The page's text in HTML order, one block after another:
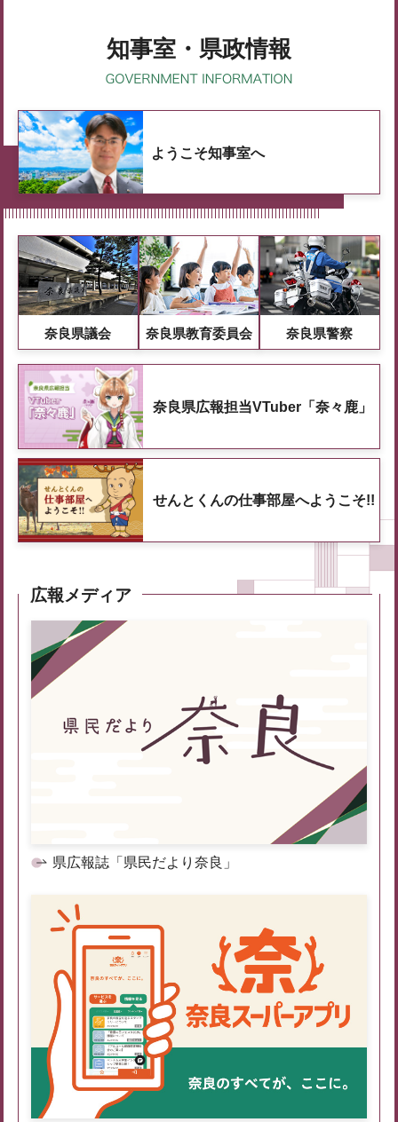
知事室・県政情報
ようこそ知事室へ
奈良県議会 奈良県教育委員会 奈良県警察
奈良県広報担当VTuber「奈々鹿」
せんとくんの仕事部屋へようこそ!!
広報メディア
県広報誌「県民だより奈良」